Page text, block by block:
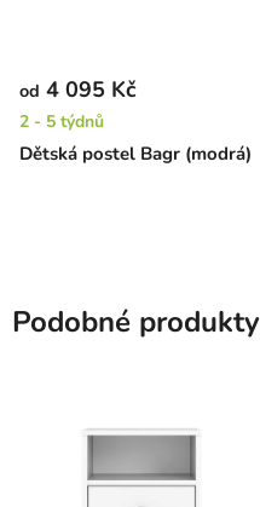
Dětská postel Bagr (modrá)
od 4 095 Kč
2 - 5 týdnů
Podobné produkty